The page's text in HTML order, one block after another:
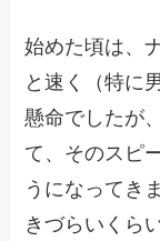
始めた頃は、
と速く（特に
懸命でしたが
て、そのスピ
うになってき
きづらいくら